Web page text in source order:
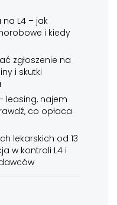
L4 – jak
i kiedy
zgłoszenie na
i skutki
leasing, najem
co opłaca
lekarskich od 13
w kontroli L4 i